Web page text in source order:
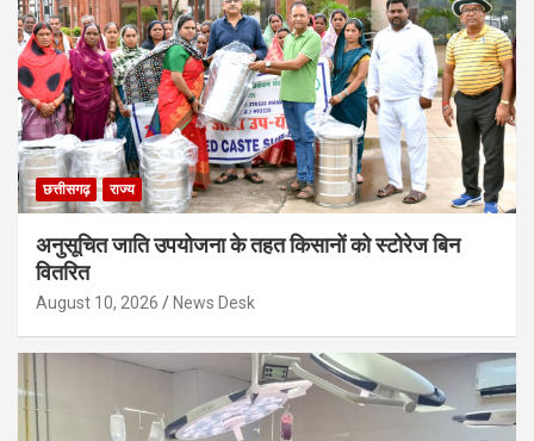
छत्तीसगढ़ राज्य
अनुसूचित जाति उपयोजना के तहत किसानों को स्टोरेज बिन
वितरित
August 10, 2026 News Desk